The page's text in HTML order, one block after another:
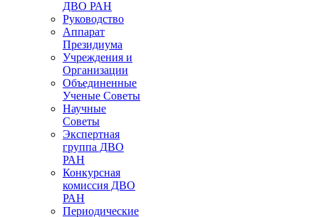
ДВО РАН
Руководство
Аппарат
Президиума
Учреждения и
Организации
Объединенные
Ученые Советы
Научные
Советы
Экспертная
группа ДВО
РАН
Конкурсная
комиссия ДВО
РАН
Периодические